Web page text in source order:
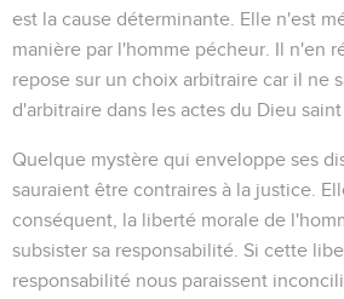
est la cause déterminante. Elle n'est
manière par l'homme pécheur. Il n'en
repose sur un choix arbitraire car il ne
d'arbitraire dans les actes du Dieu saint
Quelque mystère qui enveloppe ses
sauraient être contraires à la justice.
conséquent, la liberté morale de
subsister sa responsabilité. Si cette
responsabilité nous paraissent